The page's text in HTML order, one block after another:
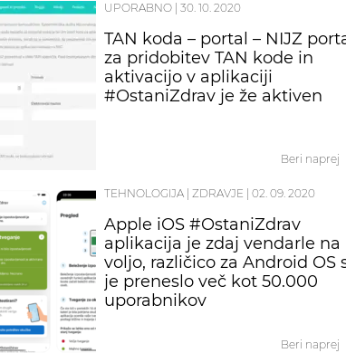
UPORABNO 30. 10. 2020
TAN koda – portal – NIJZ
za pridobitev TAN kode in
aktivacijo v aplikaciji
#OstaniZdrav je že aktiven
Beri naprej
TEHNOLOGIJA ZDRAVJE 02. 09. 2020
Apple iOS #OstaniZdrav
aplikacija je zdaj vendarle na
voljo, različico za Android OS
je preneslo več kot 50.000
uporabnikov
Beri naprej